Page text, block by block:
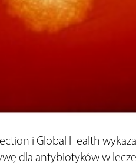
i Global Health
dla antybiotyków w